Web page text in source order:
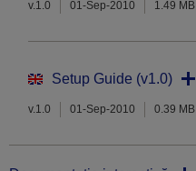
v.1.0 01-Sep-2010 1.49 MB
Setup Guide (v1.0)
v.1.0 01-Sep-2010 0.39 MB